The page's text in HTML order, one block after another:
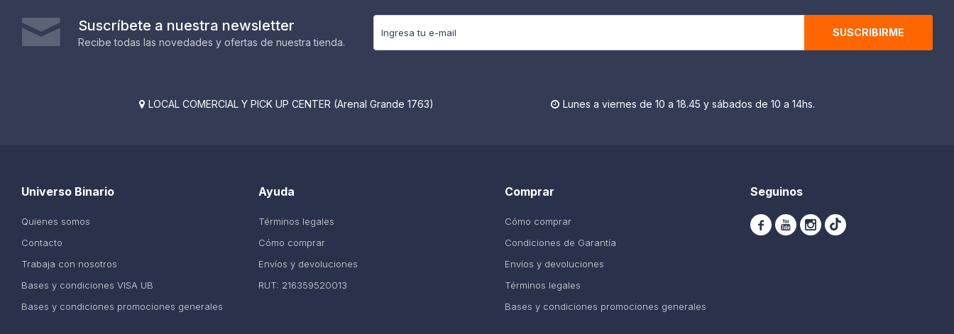
Suscríbete a nuestra newsletter
Recibe todas las novedades y ofertas de nuestra tienda.
SUSCRIBIRME
 LOCAL COMERCIAL Y PICK UP CENTER (Arenal Grande 1763)  Lunes a viernes de 10 a 18.45 y sábados de 10 a 14hs.
Ayuda
Términos legales
Cómo comprar
Envíos y devoluciones
RUT: 216359520013
Universo Binario
Quienes somos
Contacto
Trabaja con nosotros
Bases y condiciones VISA UB
Bases y condiciones promociones generales
Comprar
Cómo comprar
Condiciones de Garantía
Envíos y devoluciones
Términos legales
Bases y condiciones promociones generales
Seguinos
  